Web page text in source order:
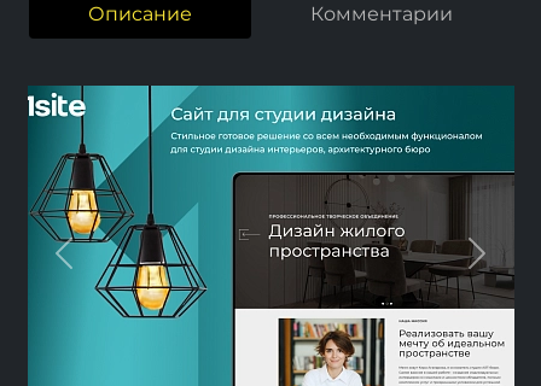
Описание Комментарии
Previous Next